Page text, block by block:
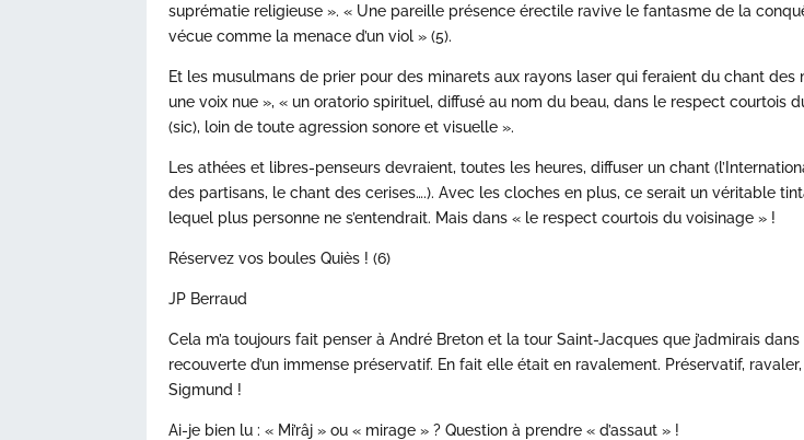
suprématie religieuse ». « Une pareille présence érectile ravive le fantasme de la
vécue comme la menace d’un viol » (5).
Et les musulmans de prier pour des minarets aux rayons laser qui feraient du chant des
une voix nue », « un oratorio spirituel, diffusé au nom du beau, dans le respect courtois
(sic), loin de toute agression sonore et visuelle ».
Les athées et libres-penseurs devraient, toutes les heures, diffuser un chant
des partisans, le chant des cerises….). Avec les cloches en plus, ce serait un véritable
lequel plus personne ne s’entendrait. Mais dans « le respect courtois du voisinage » !
Réservez vos boules Quiès ! (6)
JP Berraud
Cela m’a toujours fait penser à André Breton et la tour Saint-Jacques que j’admirais dans
recouverte d’un immense préservatif. En fait elle était en ravalement. Préservatif,
Sigmund !
Ai-je bien lu : « Mi’râj » ou « mirage » ? Question à prendre « d’assaut » !